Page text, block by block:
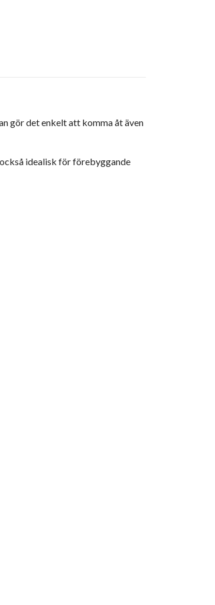
gör det enkelt att komma åt även
idealisk för förebyggande